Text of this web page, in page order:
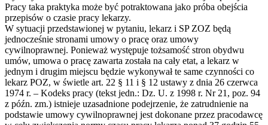
Pracy taka praktyka może być potraktowana jako próba obejścia
przepisów o czasie pracy lekarzy.
W sytuacji przedstawionej w pytaniu, lekarz i SP ZOZ będą
jednocześnie stronami umowy o pracę oraz umowy
cywilnoprawnej. Ponieważ występuje tożsamość stron obydwu
umów, umowa o pracę zawarta została na cały etat, a lekarz w
jednym i drugim miejscu będzie wykonywał te same czynności co
lekarz POZ, w świetle art. 22 § 11 i § 12 ustawy z dnia 26 czerwca
1974 r. – Kodeks pracy (tekst jedn.: Dz. U. z 1998 r. Nr 21, poz. 94
z późn. zm.) istnieje uzasadnione podejrzenie, że zatrudnienie na
podstawie umowy cywilnoprawnej jest dokonane przez pracodawcę